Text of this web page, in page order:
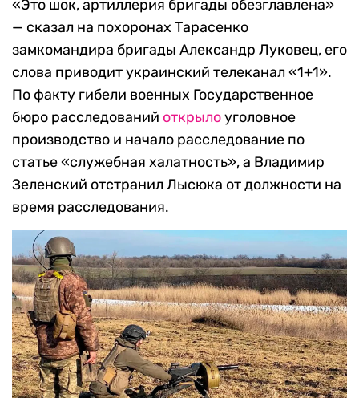
«Это шок, артиллерия бригады обезглавлена»
— сказал на похоронах Тарасенко
замкомандира бригады Александр Луковец, его
слова приводит украинский телеканал «1+1».
По факту гибели военных Государственное
бюро расследований открылоуголовное
производство и начало расследование по
статье «служебная халатность», а Владимир
Зеленский отстранил Лысюка от должности на
время расследования.